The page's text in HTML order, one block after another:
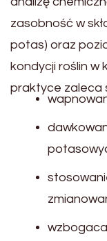
zasobność w
potas) oraz
kondycji roślin w
praktyce zaleca